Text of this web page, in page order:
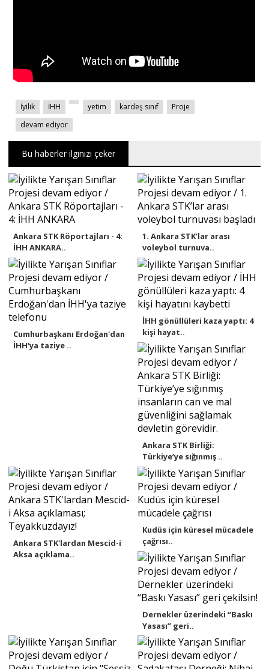
İyilik İHH yetim kardeş sınıf
Proje
devam ediyor
Bu haberler ilginizi çeker
Ankara STK Röportajları - 4:
İHH ANKARA..
1. Ankara STK’lar arası
voleybol turnuva..
Cumhurbaşkanı Erdoğan'dan
İHH'ya taziye ..
İHH gönüllüleri kaza yaptı: 4
kişi hayat..
Ankara STK Birliği:
Türkiye’ye sığınmış ..
Ankara STK'lardan Mescid-i
Aksa açıklama..
Kudüs için küresel mücadele
çağrısı..
Dernekler üzerindeki “Baskı
Yasası” geri..